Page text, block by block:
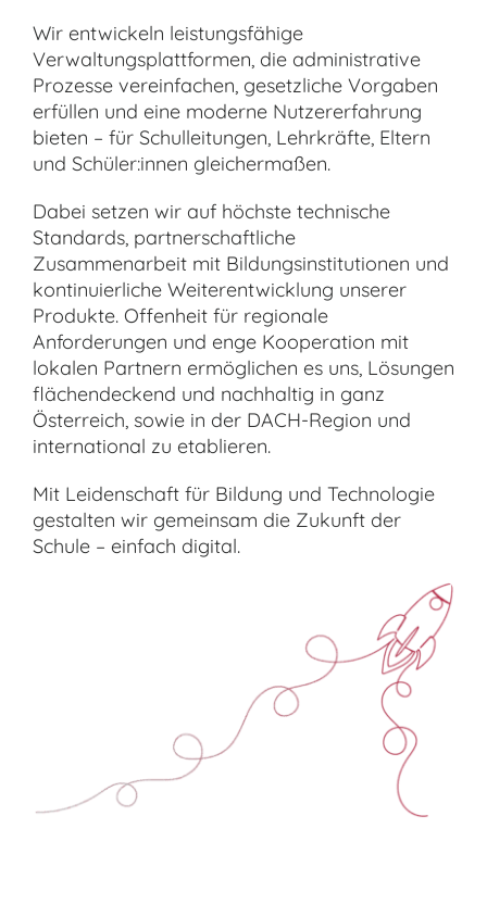
Wir entwickeln leistungsfähige
Verwaltungsplattformen, die administrative
Prozesse vereinfachen, gesetzliche Vorgaben
erfüllen und eine moderne Nutzererfahrung
bieten – für Schulleitungen, Lehrkräfte, Eltern
und Schüler:innen gleichermaßen.
Dabei setzen wir auf höchste technische
Standards, partnerschaftliche
Zusammenarbeit mit Bildungsinstitutionen und
kontinuierliche Weiterentwicklung unserer
Produkte. Offenheit für regionale
Anforderungen und enge Kooperation mit
lokalen Partnern ermöglichen es uns, Lösungen
flächendeckend und nachhaltig in ganz
Österreich, sowie in der DACH-Region und
international zu etablieren.
Mit Leidenschaft für Bildung und Technologie
gestalten wir gemeinsam die Zukunft der
Schule – einfach digital.